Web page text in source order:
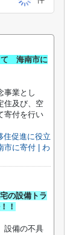
て 海南市に
事業とし
住及び、空
寄付を行い
住促進に役立
に寄付 | わ
の設備トラ
！
設備の不具